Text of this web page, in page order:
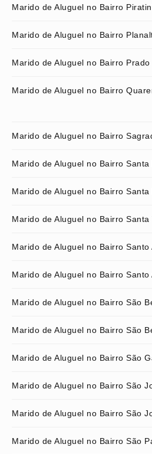
Marido de Aluguel no Bairro
Marido de Aluguel no Bairro
Marido de Aluguel no Bairro Prado
Marido de Aluguel no Bairro
Marido de Aluguel no Bairro
Marido de Aluguel no Bairro Santa
Marido de Aluguel no Bairro Santa
Marido de Aluguel no Bairro Santa
Marido de Aluguel no Bairro Santo
Marido de Aluguel no Bairro Santo
Marido de Aluguel no Bairro São
Marido de Aluguel no Bairro São
Marido de Aluguel no Bairro São
Marido de Aluguel no Bairro São
Marido de Aluguel no Bairro São
Marido de Aluguel no Bairro São